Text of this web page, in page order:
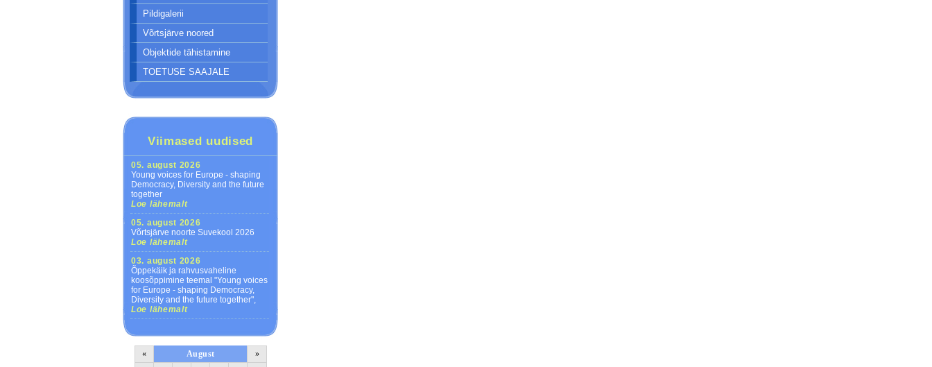
Pildigalerii
Võrtsjärve noored
Objektide tähistamine
TOETUSE SAAJALE
Viimased uudised
05. august 2026
Young voices for Europe - shaping
Democracy, Diversity and the future
together
Loe lähemalt
05. august 2026
Võrtsjärve noorte Suvekool 2026
Loe lähemalt
03. august 2026
Õppekäik ja rahvusvaheline
koosõppimine teemal "Young voices
for Europe - shaping Democracy,
Diversity and the future together",
Loe lähemalt
« August »